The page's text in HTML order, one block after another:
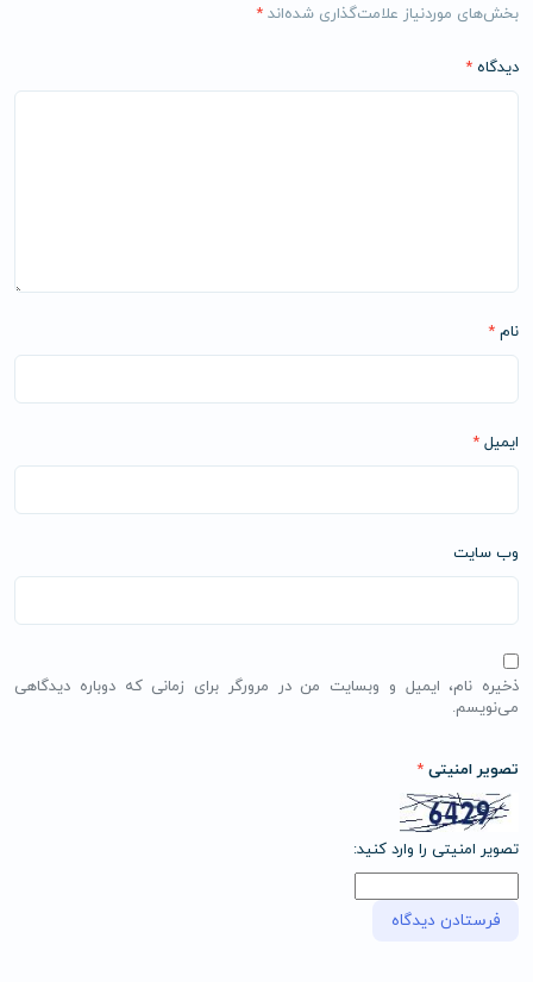
بخش‌های موردنیاز علامت‌گذاری شده‌اند *
دیدگاه *
نام *
ایمیل *
وب‌ سایت
ذخیره نام، ایمیل و وبسایت من در مرورگر برای زمانی که دوباره دیدگاهی
می‌نویسم.
تصویر امنیتی *
تصویر امنیتی را وارد کنید: